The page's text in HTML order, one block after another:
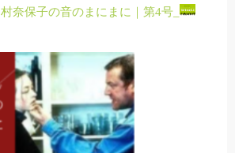
村奈保子の音のまにまに｜第4号_